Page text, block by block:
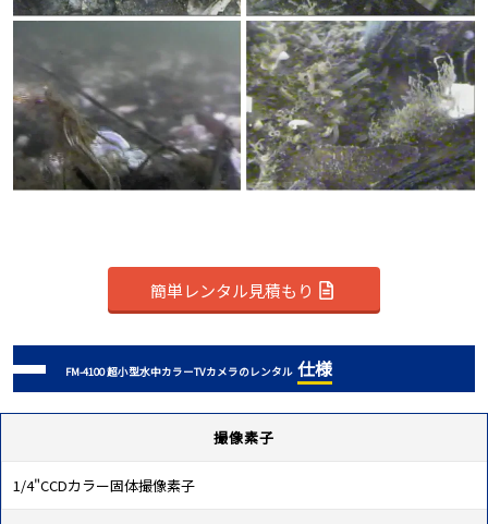
簡単レンタル見積もり
FM-4100 超小型水中カラーTVカメラのレンタル 仕様
撮像素子
1/4"CCDカラー固体撮像素子